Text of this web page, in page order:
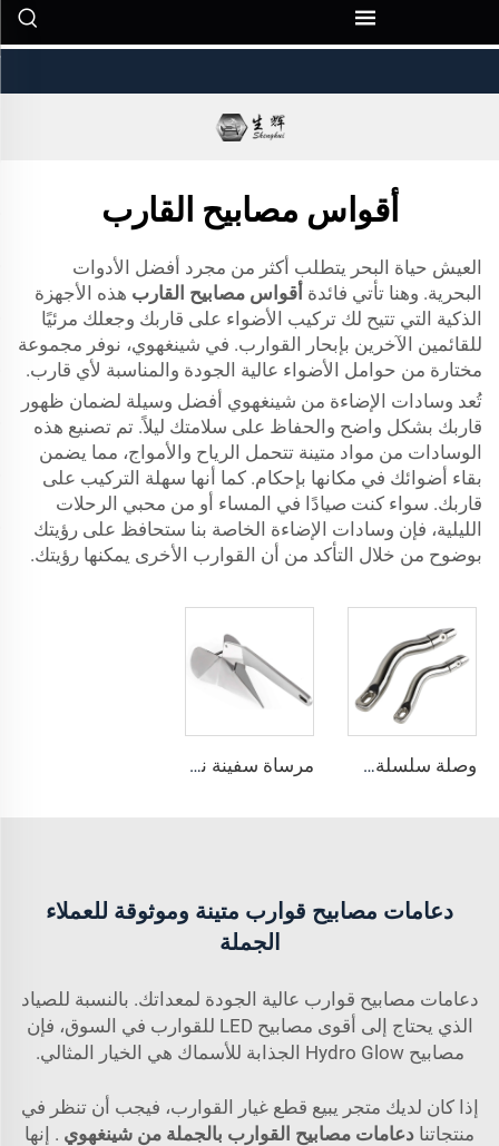
أقواس مصابيح القارب
العيش حياة البحر يتطلب أكثر من مجرد أفضل الأدوات
البحرية. وهنا تأتي فائدة أقواس مصابيح القارب هذه الأجهزة
الذكية التي تتيح لك تركيب الأضواء على قاربك وجعلك مرئيًا
للقائمين الآخرين بإبحار القوارب. في شينغهوي، نوفر مجموعة
مختارة من حوامل الأضواء عالية الجودة والمناسبة لأي قارب.
تُعد وسادات الإضاءة من شينغهوي أفضل وسيلة لضمان ظهور
قاربك بشكل واضح والحفاظ على سلامتك ليلاً. تم تصنيع هذه
الوسادات من مواد متينة تتحمل الرياح والأمواج، مما يضمن
بقاء أضوائك في مكانها بإحكام. كما أنها سهلة التركيب على
قاربك. سواء كنت صيادًا في المساء أو من محبي الرحلات
الليلية، فإن وسادات الإضاءة الخاصة بنا ستحافظ على رؤيتك
بوضوح من خلال التأكد من أن القوارب الأخرى يمكنها رؤيتك.
وصلة سلسلة描瞄 طويلة من الفولاذ المقاوم للصدأ 316 لقوارب مرساة سفينة نمط Delta رسو من الفولاذ المقاوم للصدأ من الدرجة البحرية 316
دعامات مصابيح قوارب متينة وموثوقة للعملاء
الجملة
دعامات مصابيح قوارب عالية الجودة لمعداتك. بالنسبة للصياد
الذي يحتاج إلى أقوى مصابيح LED للقوارب في السوق، فإن
مصابيح Hydro Glow الجذابة للأسماك هي الخيار المثالي.
إذا كان لديك متجر يبيع قطع غيار القوارب، فيجب أن تنظر في
منتجاتنا دعامات مصابيح القوارب بالجملة من شينغهوي . إنها